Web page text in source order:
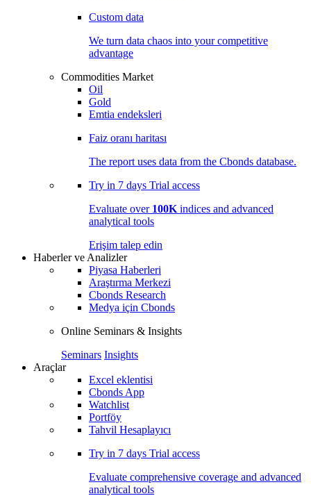
Custom data
We turn data chaos into your competitive
advantage
Commodities Market
Oil
Gold
Emtia endeksleri
Faiz oranı haritası
The report uses data from the Cbonds database.
Try in 7 days Trial access
Evaluate over 100K indices and advanced
analytical tools
Erişim talep edin
Haberler ve Analizler
Piyasa Haberleri
Araştırma Merkezi
Cbonds Research
Medya için Cbonds
Online Seminars & Insights
Seminars Insights
Araçlar
Excel eklentisi
Cbonds App
Watchlist
Portföy
Tahvil Hesaplayıcı
Try in 7 days Trial access
Evaluate comprehensive coverage and advanced
analytical tools